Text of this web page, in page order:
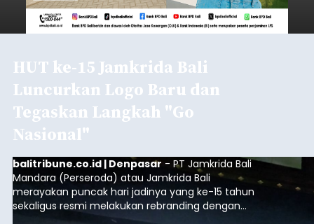
HUT ke-15 Jamkrida Bali
Luncurkan Logo Baru dan
Tegaskan Langkah "Go
Nasional"
balitribune.co.id | Denpasar - PT Jamkrida Bali
Mandara (Perseroda) atau Jamkrida Bali
merayakan puncak hari jadinya yang ke-15 tahun
sekaligus resmi melakukan rebranding dengan
meluncurkan logo baru perusahaan. Peluncuran